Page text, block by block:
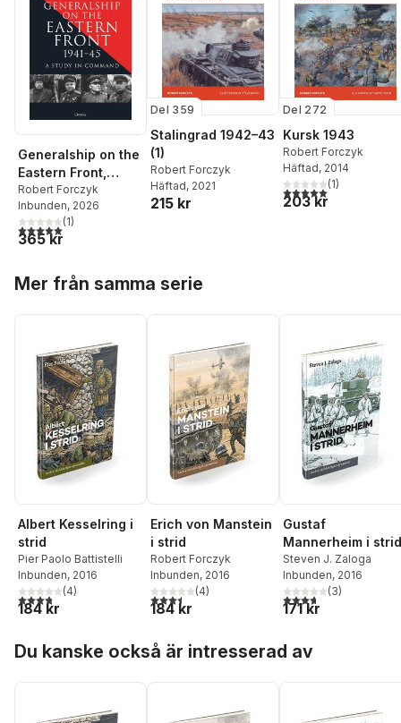
Generalship on the
Eastern Front,
1941–45
Robert Forczyk
Inbunden, 2026
5,0utav 5 stjärnor. Totalt antal röster:
(1)
365 kr
Del 359
Stalingrad 1942–43
(1)
Robert Forczyk
Häftad, 2021
215 kr
Del 272
Kursk 1943
Robert Forczyk
Häftad, 2014
5,0utav 5 stjärnor.
(1)
203 kr
Mer från samma serie
Albert Kesselring i
strid
Pier Paolo Battistelli
Inbunden, 2016
3,8utav 5 stjärnor. Totalt antal röster:
(4)
184 kr
Erich von Manstein
i strid
Robert Forczyk
Inbunden, 2016
3,5utav 5 stjärnor. Totalt antal röster:
(4)
184 kr
Gustaf
Mannerheim i strid
Steven J. Zaloga
Inbunden, 2016
3,7utav 5 stjärnor.
(3)
171 kr
Du kanske också är intresserad av